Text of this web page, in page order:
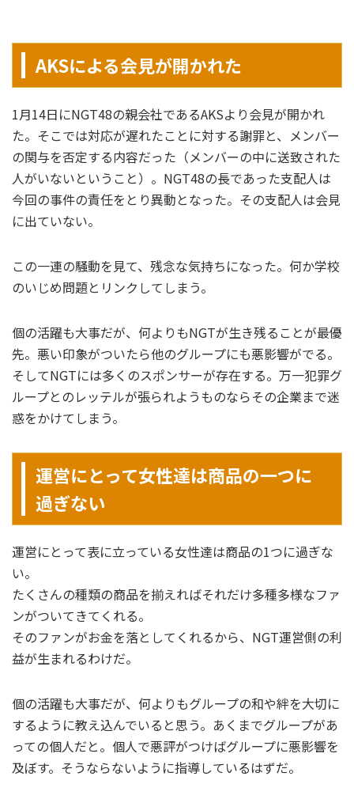
AKSによる会見が開かれた
1月14日にNGT48の親会社であるAKSより会見が開かれ
た。そこでは対応が遅れたことに対する謝罪と、メンバー
の関与を否定する内容だった（メンバーの中に送致された
人がいないということ）。NGT48の長であった支配人は
今回の事件の責任をとり異動となった。その支配人は会見
に出ていない。
この一連の騒動を見て、残念な気持ちになった。何か学校
のいじめ問題とリンクしてしまう。
個の活躍も大事だが、何よりもNGTが生き残ることが最優
先。悪い印象がついたら他のグループにも悪影響がでる。
そしてNGTには多くのスポンサーが存在する。万一犯罪グ
ループとのレッテルが張られようものならその企業まで迷
惑をかけてしまう。
運営にとって女性達は商品の一つに
過ぎない
運営にとって表に立っている女性達は商品の1つに過ぎな
い。
たくさんの種類の商品を揃えればそれだけ多種多様なファ
ンがついてきてくれる。
そのファンがお金を落としてくれるから、NGT運営側の利
益が生まれるわけだ。
個の活躍も大事だが、何よりもグループの和や絆を大切に
するように教え込んでいると思う。あくまでグループがあ
っての個人だと。個人で悪評がつけばグループに悪影響を
及ぼす。そうならないように指導しているはずだ。